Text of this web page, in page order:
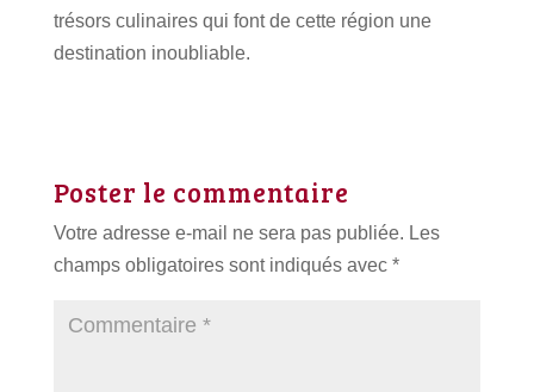
trésors culinaires qui font de cette région une
destination inoubliable.
Poster le commentaire
Votre adresse e-mail ne sera pas publiée. Les
champs obligatoires sont indiqués avec *